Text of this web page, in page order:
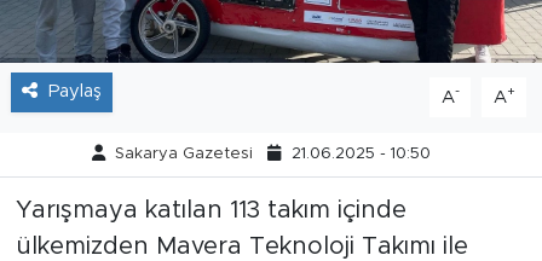
Paylaş A- A+
Sakarya Gazetesi 21.06.2025 - 10:50
Yarışmaya katılan 113 takım içinde
ülkemizden Mavera Teknoloji Takımı ile
Foto Şaka
Teknoloji
Politika